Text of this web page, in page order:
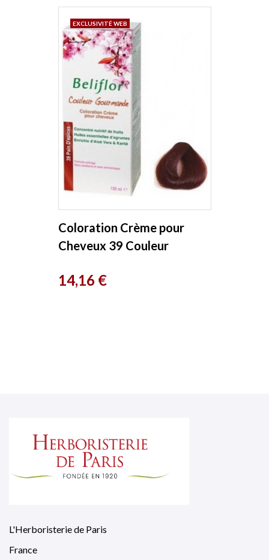
Coloration Crème pour
Cheveux 39 Couleur
Beliflor
Prix
14,16 €
EXCLUSIVITÉ WEB
L'Herboristerie de Paris
France